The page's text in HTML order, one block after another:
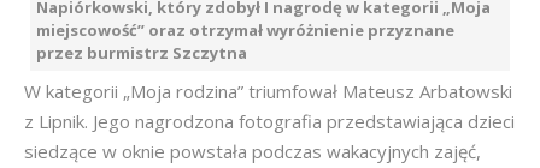
Napiórkowski, który zdobył I nagrodę w kategorii „Moja
miejscowość” oraz otrzymał wyróżnienie przyznane
przez burmistrz Szczytna
W kategorii „Moja rodzina” triumfował Mateusz Arbatowski
z Lipnik. Jego nagrodzona fotografia przedstawiająca dzieci
siedzące w oknie powstała podczas wakacyjnych zajęć,